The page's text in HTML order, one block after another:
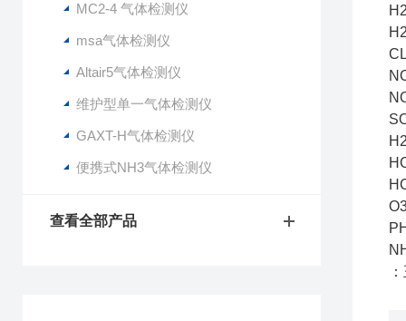
MC2-4 气体检测仪
msa气体检测仪
Altair5气体检测仪
维护型单一气体检测仪
GAXT-H气体检测仪
便携式NH3气体检测仪
查看全部产品